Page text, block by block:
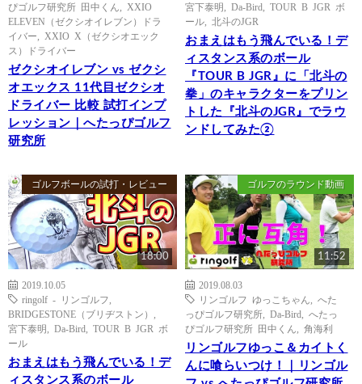
ぴゴルフ研究所 田中くん
XXIO
ELEVEN（ゼクシオイレブン）ドラ
イバー
XXIO X（ゼクシオエック
ス）ドライバー
ゼクシオイレブン vs ゼクシ
オエックス 11代目ゼクシオ
ドライバー 比較 試打インプ
レッション｜へたっぴゴルフ
研究所
宮下泰明
Da-Bird
TOUR B JGR ボ
ール
北斗のJGR
おまえはもう飛んでいる！デ
ィスタンス系のボール
『TOUR B JGR』に「北斗の
拳」のキャラクターをプリン
トした『北斗のJGR』でラウ
ンドしてみた②
ゴルフボールの試打・レビュー
18:00
2019.10.05
ringolf - リンゴルフ
BRIDGESTONE（ブリヂストン）
宮下泰明
Da-Bird
TOUR B JGR ボ
ール
おまえはもう飛んでいる！デ
ィスタンス系のボール
ゴルフのラウンド動画
11:52
2019.08.03
リンゴルフ ゆっこちゃん
へた
っぴゴルフ研究所
Da-Bird
へたっ
ぴゴルフ研究所 田中くん
角海利
リンゴルフゆっこ＆カイトく
んに喰らいつけ！｜リンゴル